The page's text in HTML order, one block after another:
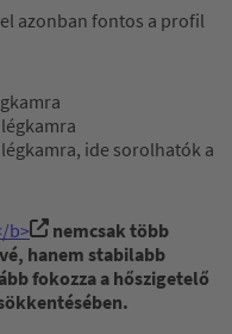
azonban fontos a profil
ide sorolhatók a
b>
nemcsak több
hanem stabilabb
fokozza a hőszigetelő